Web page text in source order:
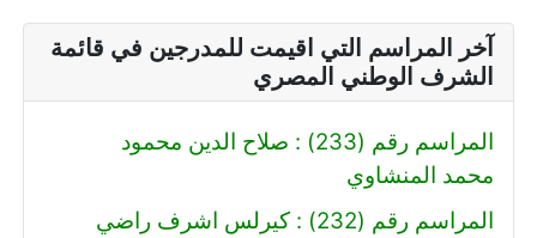
آخر المراسم التي اقيمت للمدرجين في قائمة
الشرف الوطني المصري
المراسم رقم (233) : صلاح الدين محمود
محمد المنشاوي
المراسم رقم (232) : كيرلس اشرف راضي